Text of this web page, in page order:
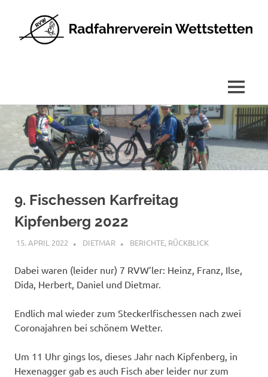
Inhalt
springen
MENÜ
9. Fischessen Karfreitag
Kipfenberg 2022
15. APRIL 2022 DIETMAR BERICHTE, RÜCKBLICK
Dabei waren (leider nur) 7 RVW’ler: Heinz, Franz, Ilse,
Dida, Herbert, Daniel und Dietmar.
Endlich mal wieder zum Steckerlfischessen nach zwei
Coronajahren bei schönem Wetter.
Um 11 Uhr gings los, dieses Jahr nach Kipfenberg, in
Hexenagger gab es auch Fisch aber leider nur zum